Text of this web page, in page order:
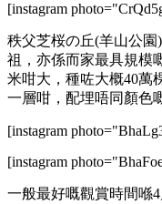
[instagram
秩父芝桜の丘(羊山公
祖，亦係而家最具規模
米咁大，種咗大概40萬
一層咁，配埋唔同顏色
[instagram
[instagram
一般最好嘅觀賞時間喺